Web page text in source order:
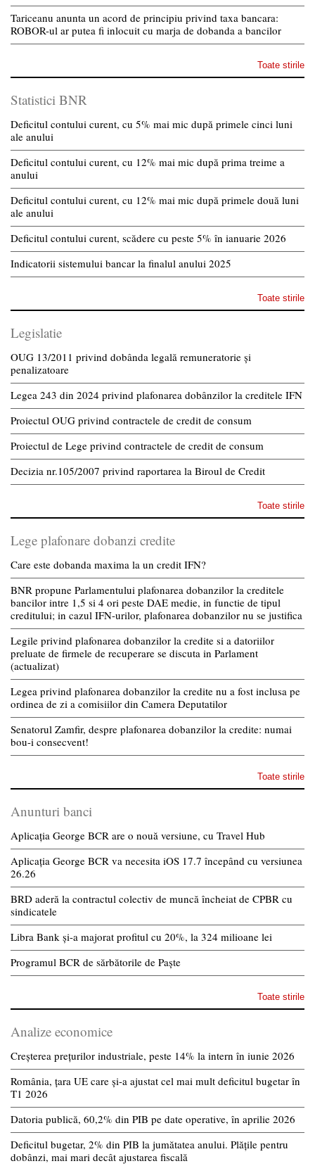
Tariceanu anunta un acord de principiu privind taxa bancara:
ROBOR-ul ar putea fi inlocuit cu marja de dobanda a bancilor
Toate stirile
Statistici BNR
Deficitul contului curent, cu 5% mai mic după primele cinci luni
ale anului
Deficitul contului curent, cu 12% mai mic după prima treime a
anului
Deficitul contului curent, cu 12% mai mic după primele două luni
ale anului
Deficitul contului curent, scădere cu peste 5% în ianuarie 2026
Indicatorii sistemului bancar la finalul anului 2025
Toate stirile
Legislatie
OUG 13/2011 privind dobânda legală remuneratorie și
penalizatoare
Legea 243 din 2024 privind plafonarea dobânzilor la creditele IFN
Proiectul OUG privind contractele de credit de consum
Proiectul de Lege privind contractele de credit de consum
Decizia nr.105/2007 privind raportarea la Biroul de Credit
Toate stirile
Lege plafonare dobanzi credite
Care este dobanda maxima la un credit IFN?
BNR propune Parlamentului plafonarea dobanzilor la creditele
bancilor intre 1,5 si 4 ori peste DAE medie, in functie de tipul
creditului; in cazul IFN-urilor, plafonarea dobanzilor nu se justifica
Legile privind plafonarea dobanzilor la credite si a datoriilor
preluate de firmele de recuperare se discuta in Parlament
(actualizat)
Legea privind plafonarea dobanzilor la credite nu a fost inclusa pe
ordinea de zi a comisiilor din Camera Deputatilor
Senatorul Zamfir, despre plafonarea dobanzilor la credite: numai
bou-i consecvent!
Toate stirile
Anunturi banci
Aplicația George BCR are o nouă versiune, cu Travel Hub
Aplicația George BCR va necesita iOS 17.7 începând cu versiunea
26.26
BRD aderă la contractul colectiv de muncă încheiat de CPBR cu
sindicatele
Libra Bank și-a majorat profitul cu 20%, la 324 milioane lei
Programul BCR de sărbătorile de Paște
Toate stirile
Analize economice
Creșterea prețurilor industriale, peste 14% la intern în iunie 2026
România, țara UE care și-a ajustat cel mai mult deficitul bugetar în
T1 2026
Datoria publică, 60,2% din PIB pe date operative, în aprilie 2026
Deficitul bugetar, 2% din PIB la jumătatea anului. Plățile pentru
dobânzi, mai mari decât ajustarea fiscală